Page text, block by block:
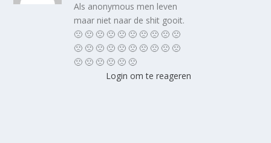
Als anonymous men leven
maar niet naar de shit gooit.
🙁 🙁 🙁 🙁 🙁 🙁 🙁 🙁 🙁 🙁
🙁 🙁 🙁 🙁 🙁 🙁 🙁 🙁 🙁 🙁
🙁 🙁 🙁 🙁 🙁 🙁
Login om te reageren